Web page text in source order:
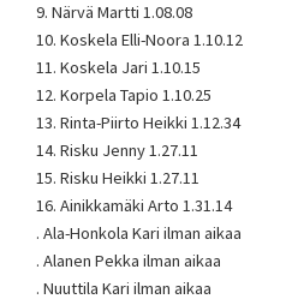
9. Närvä Martti 1.08.08
10. Koskela Elli-Noora 1.10.12
11. Koskela Jari 1.10.15
12. Korpela Tapio 1.10.25
13. Rinta-Piirto Heikki 1.12.34
14. Risku Jenny 1.27.11
15. Risku Heikki 1.27.11
16. Ainikkamäki Arto 1.31.14
. Ala-Honkola Kari ilman aikaa
. Alanen Pekka ilman aikaa
. Nuuttila Kari ilman aikaa